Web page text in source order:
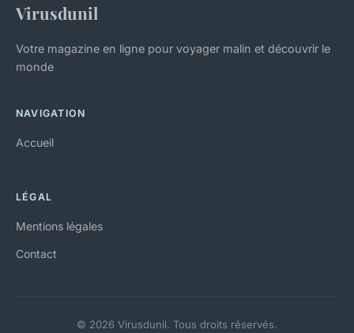
Virusdunil
Votre magazine en ligne pour voyager malin et découvrir le
monde
NAVIGATION
Accueil
LÉGAL
Mentions légales
Contact
© 2026 Virusdunil. Tous droits réservés.